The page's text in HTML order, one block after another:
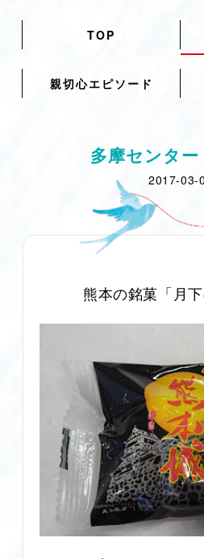
TOP
親切心エピソード
多摩センタ
2017-03-
熊本の銘菓「月下